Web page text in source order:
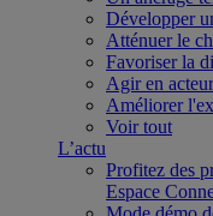
Développer
Atténuer le
Favoriser la
Agir en
Améliorer
Voir tout
L’actu
Profitez des
Espace